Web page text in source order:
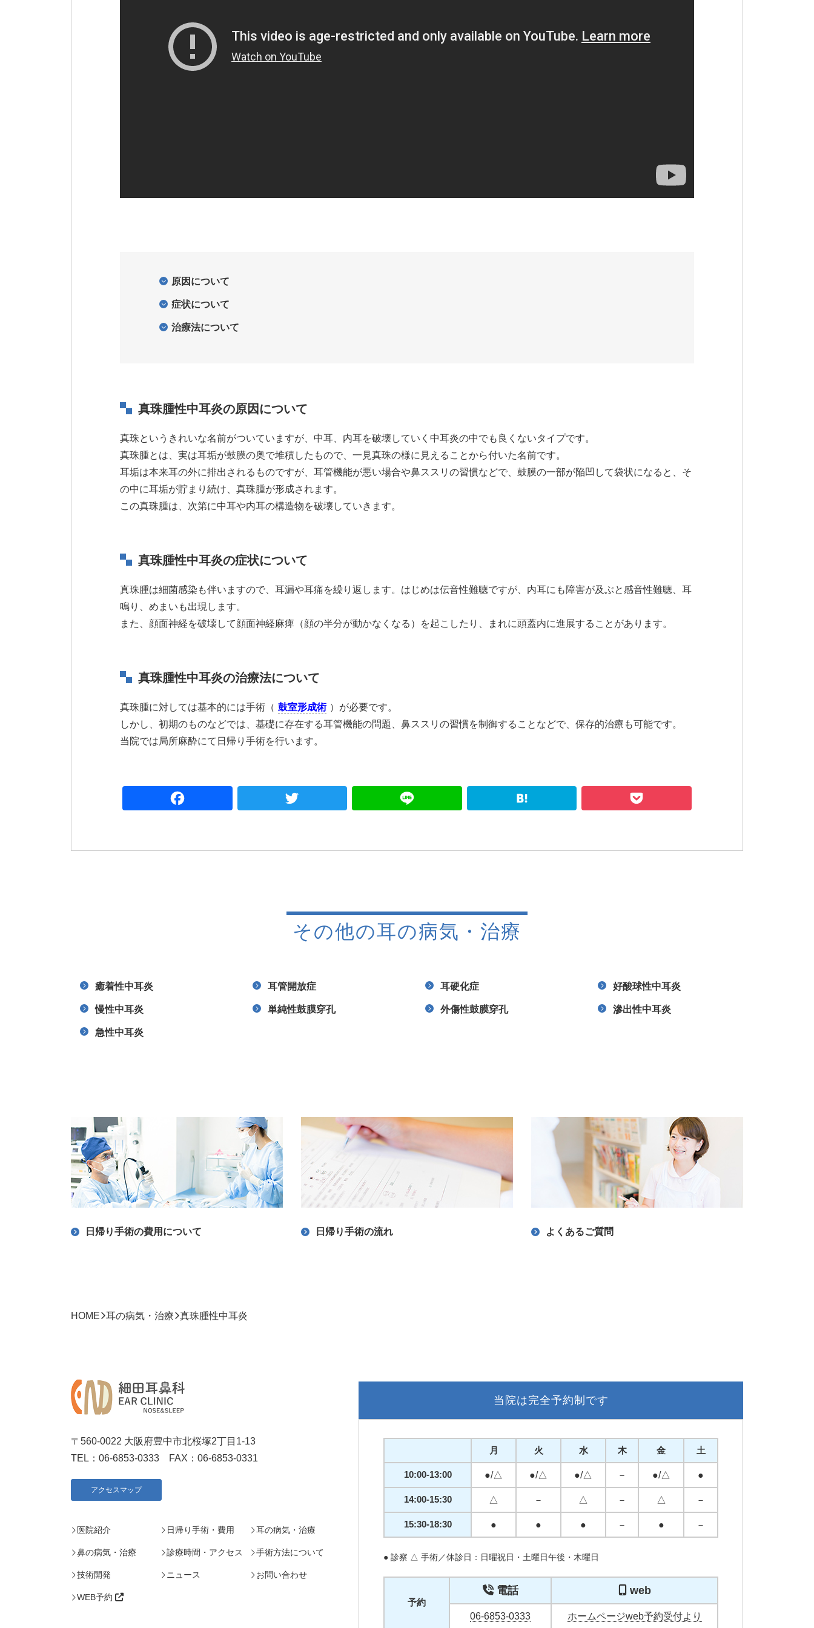
原因について
症状について
治療法について
真珠腫性中耳炎の原因について
真珠というきれいな名前がついていますが、中耳、内耳を破壊していく中耳炎の中でも良くないタイプです。
真珠腫とは、実は耳垢が鼓膜の奥で堆積したもので、一見真珠の様に見えることから付いた名前です。
耳垢は本来耳の外に排出されるものですが、耳管機能が悪い場合や鼻ススリの習慣などで、鼓膜の一部が陥凹して袋状になると、そ
の中に耳垢が貯まり続け、真珠腫が形成されます。
この真珠腫は、次第に中耳や内耳の構造物を破壊していきます。
真珠腫性中耳炎の症状について
真珠腫は細菌感染も伴いますので、耳漏や耳痛を繰り返します。はじめは伝音性難聴ですが、内耳にも障害が及ぶと感音性難聴、耳
鳴り、めまいも出現します。
また、顔面神経を破壊して顔面神経麻痺（顔の半分が動かなくなる）を起こしたり、まれに頭蓋内に進展することがあります。
真珠腫性中耳炎の治療法について
真珠腫に対しては基本的には手術（ 鼓室形成術 ）が必要です。
しかし、初期のものなどでは、基礎に存在する耳管機能の問題、鼻ススリの習慣を制御することなどで、保存的治療も可能です。
当院では局所麻酔にて日帰り手術を行います。
Facebook Twitter Hatena
その他の耳の病気・治療
癒着性中耳炎 耳管開放症 耳硬化症 好酸球性中耳炎
慢性中耳炎 単純性鼓膜穿孔 外傷性鼓膜穿孔 滲出性中耳炎
急性中耳炎
日帰り手術の費用について 日帰り手術の流れ よくあるご質問
HOME 耳の病気・治療 真珠腫性中耳炎
〒560-0022 大阪府豊中市北桜塚2丁目1-13
TEL： 06-6853-0333 FAX：06-6853-0331
アクセスマップ
医院紹介 日帰り手術・費用 耳の病気・治療
鼻の病気・治療 診療時間・アクセス 手術方法について
技術開発 ニュース お問い合わせ
WEB予約
当院は完全予約制です
月 火 水 木 金 土
10:00-13:00 ●/△ ●/△ ●/△ － ●/△ ●
14:00-15:30 △ － △ － △ －
15:30-18:30 ● ● ● － ● －
● 診察 △ 手術／休診日：日曜祝日・土曜日午後・木曜日
予約
電話 web
06-6853-0333 ホームページweb予約受付より